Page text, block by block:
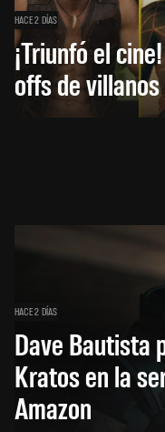
HACE 2 DÍAS
¡Triunfó el
offs de
HACE 2 DÍAS
Dave Bautista
Kratos en la
Amazon